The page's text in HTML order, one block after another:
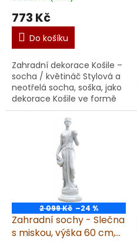
pískovec
773 Kč
Do košíku
Zahradní dekorace Košile –
socha / květináč Stylová a
neotřelá socha, soška, jako
dekorace Košile ve formě
sochy a zároveň
originálního květináče je
ideální volbou p...
2 099 Kč –24 %
Zahradní sochy - Slečna
s miskou, výška 60 cm,